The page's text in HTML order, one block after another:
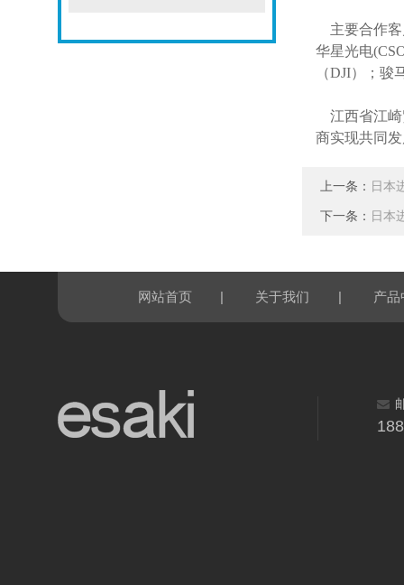
主要合作
华星光电
（DJI）；
江西省江
商实现共同
上一条： 日本
下一条： 日本
网站首页 | 关于我们 | 产品